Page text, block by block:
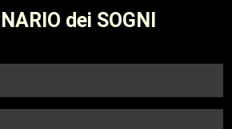
principale
dei SOGNI